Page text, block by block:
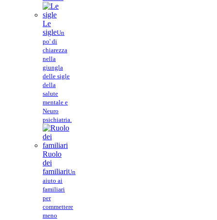
Le
sigleUn
po' di
chiarezza
nella
giungla
delle sigle
della
salute
mentale e
Neuro
psichiatria.
Ruolo
dei
familiariUn
aiuto ai
familiari
per
commettere
meno